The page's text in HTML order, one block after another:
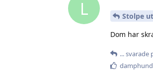
L Stolpe ut
Dom har
.​.​.​svarade